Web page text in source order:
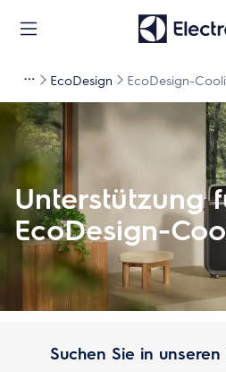
EcoDesign EcoDesign-
Unterstützung
EcoDesign-
Suchen Sie in